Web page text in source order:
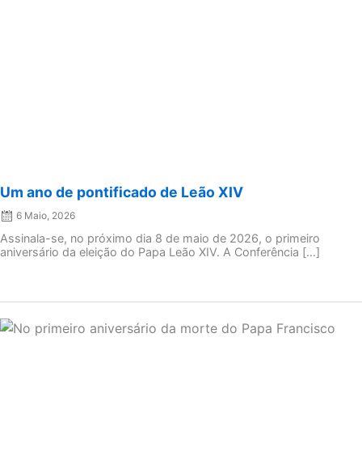
Um ano de pontificado de Leão XIV
6 Maio, 2026
Assinala-se, no próximo dia 8 de maio de 2026, o primeiro
aniversário da eleição do Papa Leão XIV. A Conferência […]
Posted